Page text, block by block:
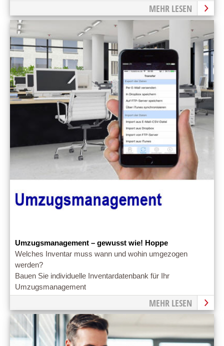
MEHR LESEN
Umzugsmanagement – gewusst wie! Hoppe
Welches Inventar muss wann und wohin umgezogen
werden?
Bauen Sie individuelle Inventardatenbank für Ihr
Umzugsmanagement
MEHR LESEN